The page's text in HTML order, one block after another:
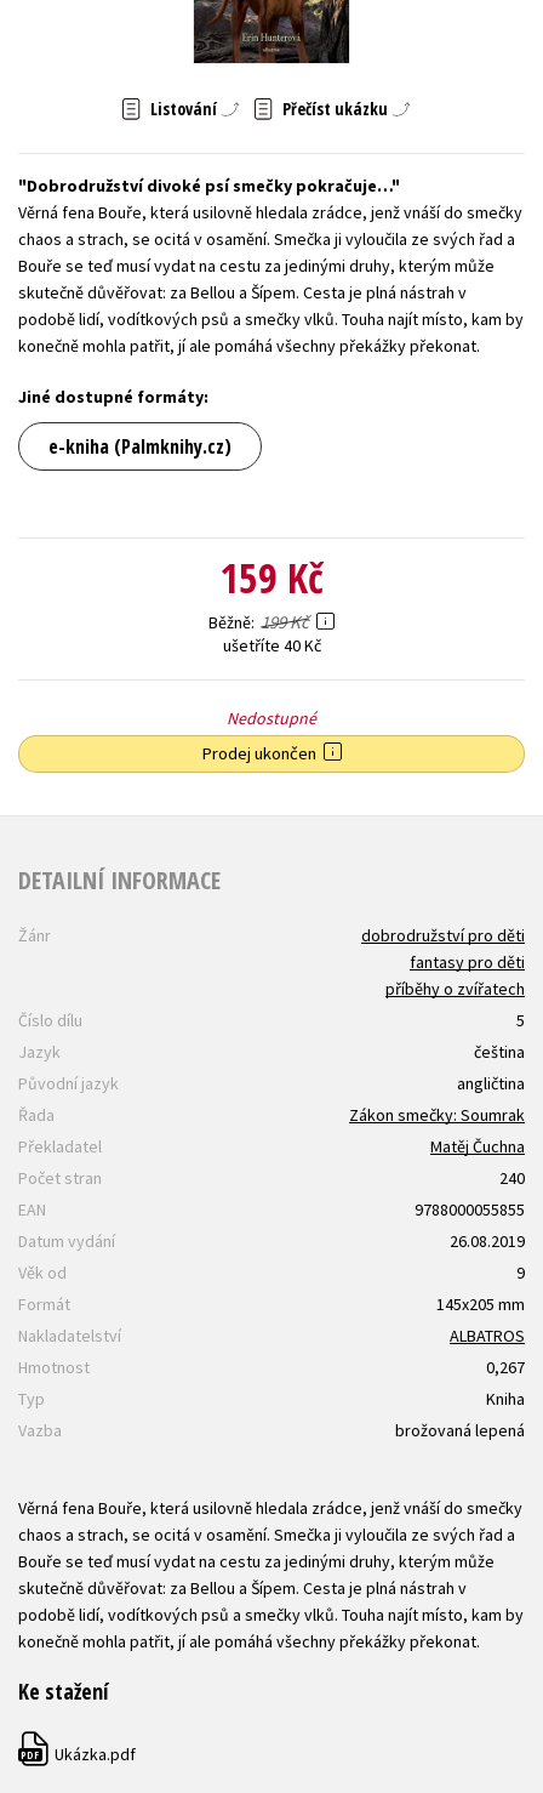
Zahraniční literatura
Listování Přečíst ukázku
Dobrodružství divoké psí smečky pokračuje…
Věrná fena Bouře, která usilovně hledala zrádce, jenž vnáší do smečky
chaos a strach, se ocitá v osamění. Smečka ji vyloučila ze svých řad a
Bouře se teď musí vydat na cestu za jedinými druhy, kterým může
skutečně důvěřovat: za Bellou a Šípem. Cesta je plná nástrah v
podobě lidí, vodítkových psů a smečky vlků. Touha najít místo, kam by
konečně mohla patřit, jí ale pomáhá všechny překážky překonat.
Jiné dostupné formáty:
e-kniha (Palmknihy.cz)
159 Kč
Běžně 199 Kč
ušetříte 40 Kč
Nedostupné
Prodej ukončen
DETAILNÍ INFORMACE
Žánr
dobrodružství pro děti
fantasy pro děti
příběhy o zvířatech
Číslo dílu
5
Jazyk
čeština
Původní jazyk
angličtina
Řada
Zákon smečky: Soumrak
Překladatel
Matěj Čuchna
Počet stran
240
EAN
9788000055855
Datum vydání
26.08.2019
Věk od
9
Formát
145x205 mm
Nakladatelství
ALBATROS
Hmotnost
0,267
Typ
Kniha
Vazba
brožovaná lepená
Věrná fena Bouře, která usilovně hledala zrádce, jenž vnáší do smečky
chaos a strach, se ocitá v osamění. Smečka ji vyloučila ze svých řad a
Bouře se teď musí vydat na cestu za jedinými druhy, kterým může
skutečně důvěřovat: za Bellou a Šípem. Cesta je plná nástrah v
podobě lidí, vodítkových psů a smečky vlků. Touha najít místo, kam by
konečně mohla patřit, jí ale pomáhá všechny překážky překonat.
Ke stažení
PDF Ukázka.pdf